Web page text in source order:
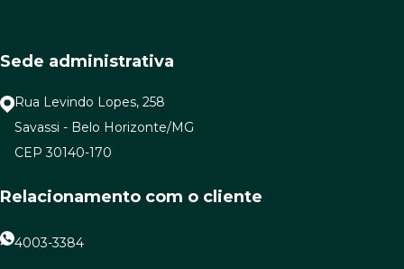
Sede administrativa
Rua Levindo Lopes, 258
Savassi - Belo Horizonte/MG
CEP 30140-170
Relacionamento com o cliente
4003-3384